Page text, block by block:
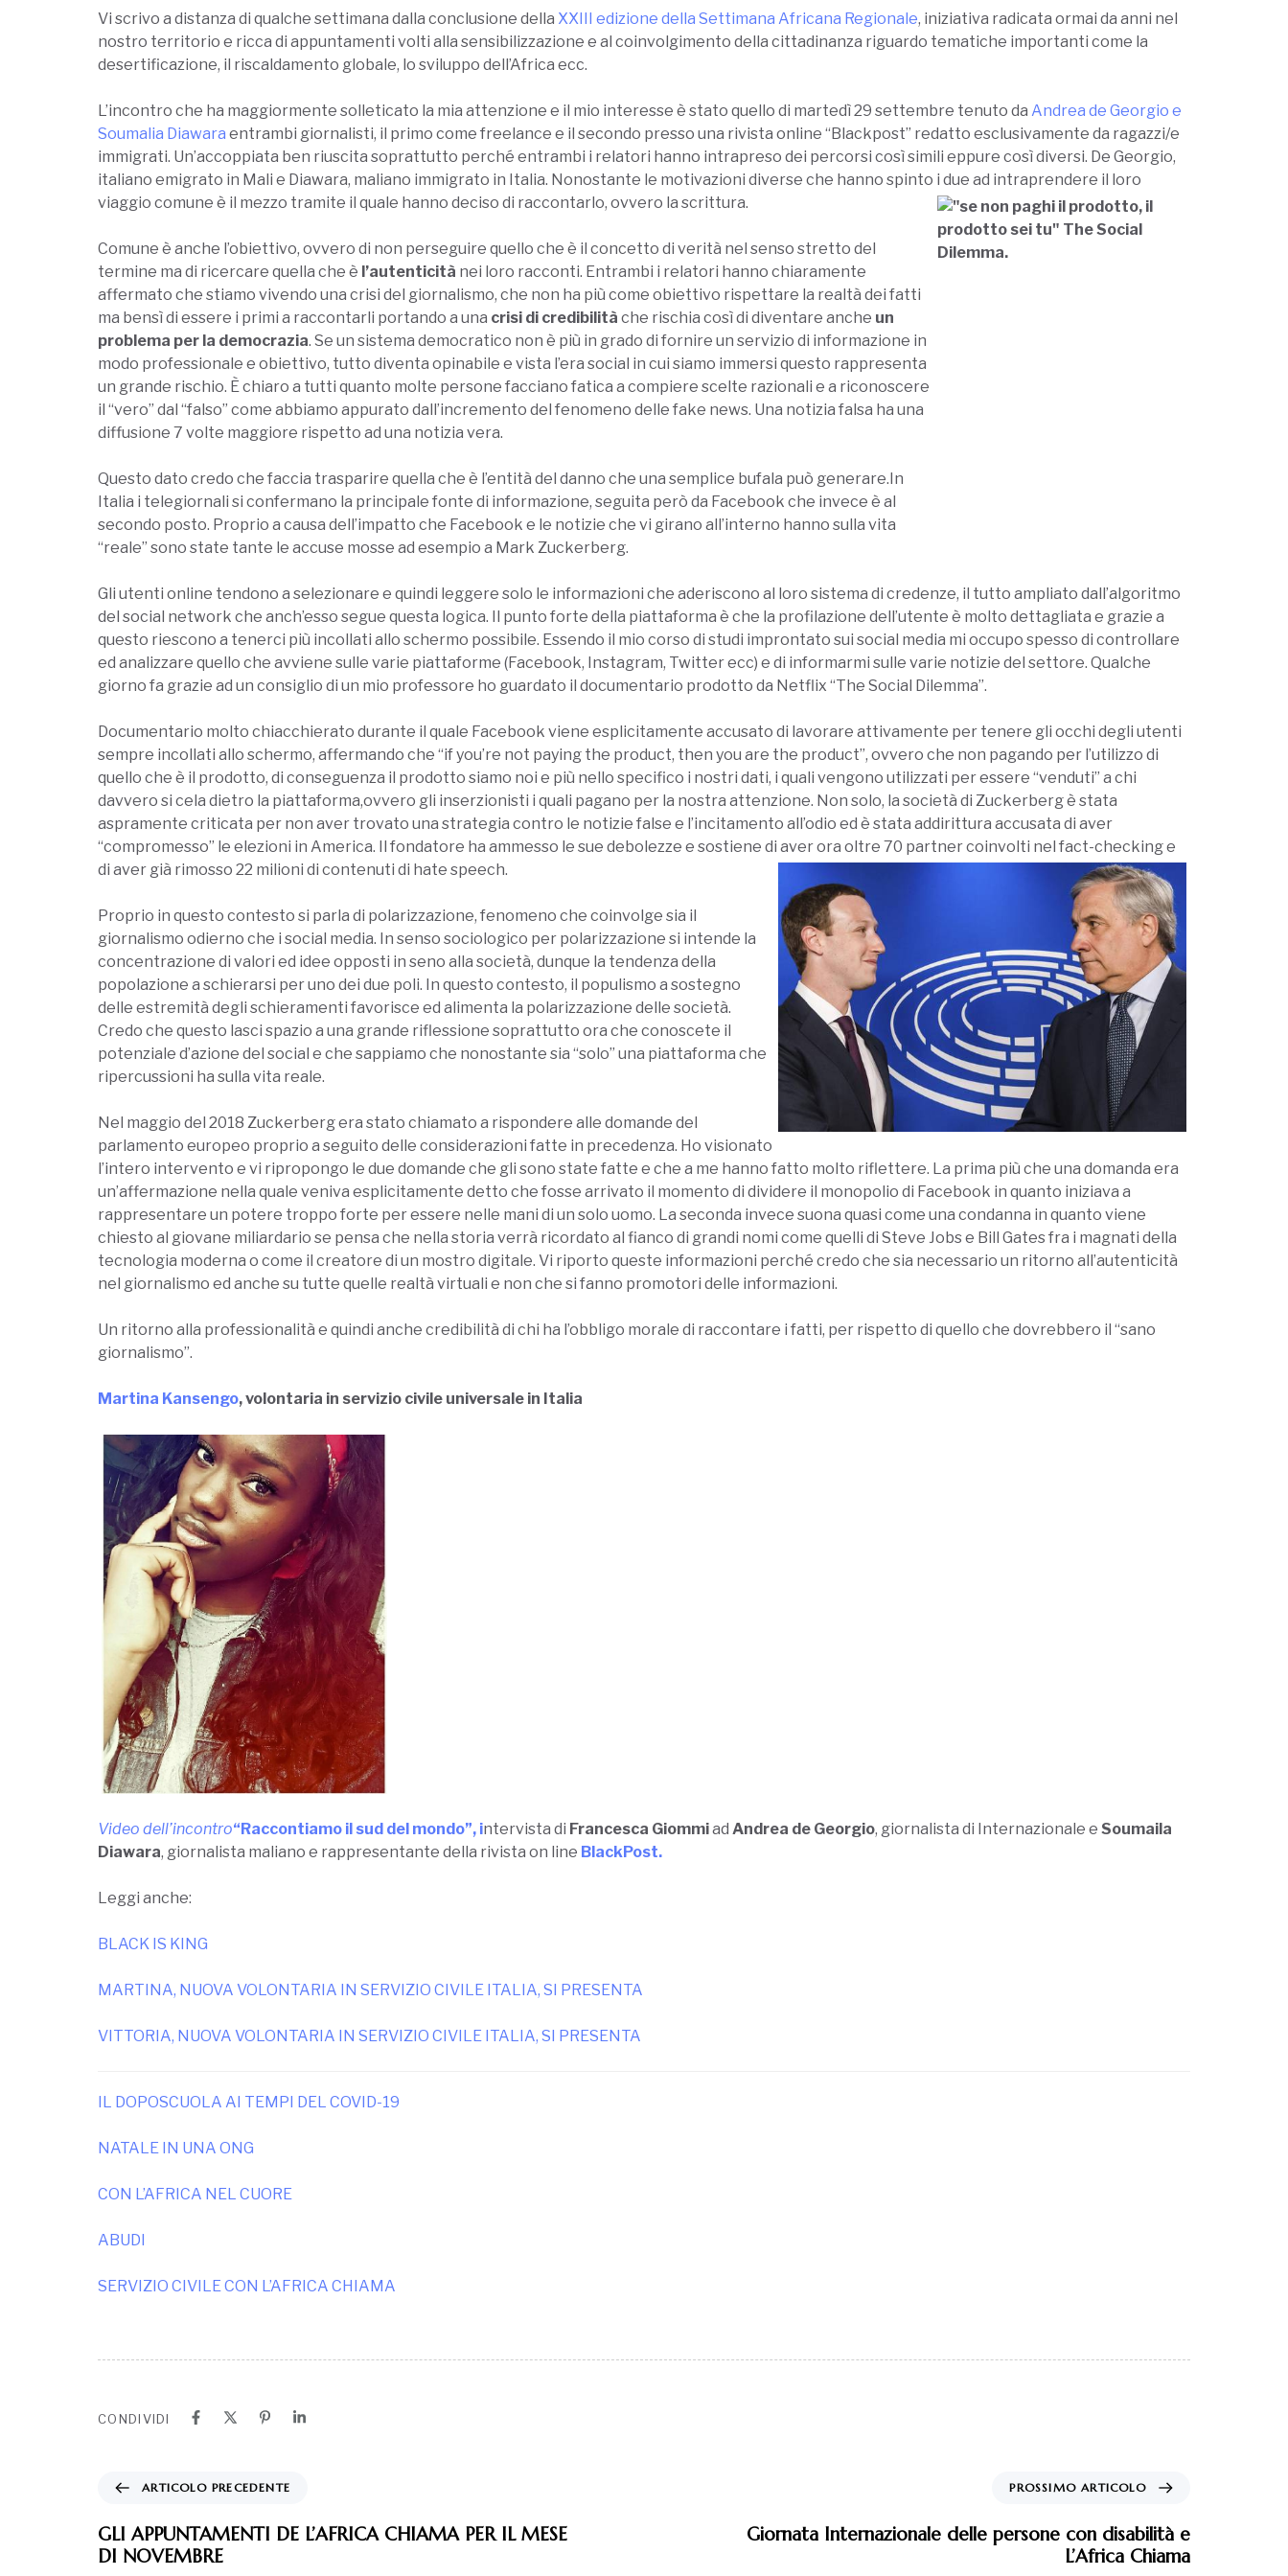
Vi scrivo a distanza di qualche settimana dalla conclusione della XXIII edizione della Settimana Africana Regionale, iniziativa radicata ormai da anni nel
nostro territorio e ricca di appuntamenti volti alla sensibilizzazione e al coinvolgimento della cittadinanza riguardo tematiche importanti come la
desertificazione, il riscaldamento globale, lo sviluppo dell’Africa ecc.
L’incontro che ha maggiormente solleticato la mia attenzione e il mio interesse è stato quello di martedì 29 settembre tenuto da Andrea de Georgio e
Soumalia Diawara entrambi giornalisti, il primo come freelance e il secondo presso una rivista online “Blackpost” redatto esclusivamente da ragazzi/e
immigrati. Un’accoppiata ben riuscita soprattutto perché entrambi i relatori hanno intrapreso dei percorsi così simili eppure così diversi. De Georgio,
italiano emigrato in Mali e Diawara, maliano immigrato in Italia. Nonostante le motivazioni diverse che hanno spinto i due ad intraprendere il loro
viaggio comune è il mezzo tramite il quale hanno deciso di raccontarlo, ovvero la scrittura.
Comune è anche l’obiettivo, ovvero di non perseguire quello che è il concetto di verità nel senso stretto del
termine ma di ricercare quella che è l’autenticità nei loro racconti. Entrambi i relatori hanno chiaramente
affermato che stiamo vivendo una crisi del giornalismo, che non ha più come obiettivo rispettare la realtà dei fatti
ma bensì di essere i primi a raccontarli portando a una crisi di credibilità che rischia così di diventare anche un
problema per la democrazia. Se un sistema democratico non è più in grado di fornire un servizio di informazione in
modo professionale e obiettivo, tutto diventa opinabile e vista l’era social in cui siamo immersi questo rappresenta
un grande rischio. È chiaro a tutti quanto molte persone facciano fatica a compiere scelte razionali e a riconoscere
il “vero” dal “falso” come abbiamo appurato dall’incremento del fenomeno delle fake news. Una notizia falsa ha una
diffusione 7 volte maggiore rispetto ad una notizia vera.
Questo dato credo che faccia trasparire quella che è l’entità del danno che una semplice bufala può generare.In
Italia i telegiornali si confermano la principale fonte di informazione, seguita però da Facebook che invece è al
secondo posto. Proprio a causa dell’impatto che Facebook e le notizie che vi girano all’interno hanno sulla vita
“reale” sono state tante le accuse mosse ad esempio a Mark Zuckerberg.
Gli utenti online tendono a selezionare e quindi leggere solo le informazioni che aderiscono al loro sistema di credenze, il tutto ampliato dall’algoritmo
del social network che anch’esso segue questa logica. Il punto forte della piattaforma è che la profilazione dell’utente è molto dettagliata e grazie a
questo riescono a tenerci più incollati allo schermo possibile. Essendo il mio corso di studi improntato sui social media mi occupo spesso di controllare
ed analizzare quello che avviene sulle varie piattaforme (Facebook, Instagram, Twitter ecc) e di informarmi sulle varie notizie del settore. Qualche
giorno fa grazie ad un consiglio di un mio professore ho guardato il documentario prodotto da Netflix “The Social Dilemma”.
Documentario molto chiacchierato durante il quale Facebook viene esplicitamente accusato di lavorare attivamente per tenere gli occhi degli utenti
sempre incollati allo schermo, affermando che “if you’re not paying the product, then you are the product”, ovvero che non pagando per l’utilizzo di
quello che è il prodotto, di conseguenza il prodotto siamo noi e più nello specifico i nostri dati, i quali vengono utilizzati per essere “venduti” a chi
davvero si cela dietro la piattaforma,ovvero gli inserzionisti i quali pagano per la nostra attenzione. Non solo, la società di Zuckerberg è stata
aspramente criticata per non aver trovato una strategia contro le notizie false e l’incitamento all’odio ed è stata addirittura accusata di aver
“compromesso” le elezioni in America. Il fondatore ha ammesso le sue debolezze e sostiene di aver ora oltre 70 partner coinvolti nel fact-checking e
di aver già rimosso 22 milioni di contenuti di hate speech.
Proprio in questo contesto si parla di polarizzazione, fenomeno che coinvolge sia il
giornalismo odierno che i social media. In senso sociologico per polarizzazione si intende la
concentrazione di valori ed idee opposti in seno alla società, dunque la tendenza della
popolazione a schierarsi per uno dei due poli. In questo contesto, il populismo a sostegno
delle estremità degli schieramenti favorisce ed alimenta la polarizzazione delle società.
Credo che questo lasci spazio a una grande riflessione soprattutto ora che conoscete il
potenziale d’azione del social e che sappiamo che nonostante sia “solo” una piattaforma che
ripercussioni ha sulla vita reale.
Nel maggio del 2018 Zuckerberg era stato chiamato a rispondere alle domande del
parlamento europeo proprio a seguito delle considerazioni fatte in precedenza. Ho visionato
l’intero intervento e vi ripropongo le due domande che gli sono state fatte e che a me hanno fatto molto riflettere. La prima più che una domanda era
un’affermazione nella quale veniva esplicitamente detto che fosse arrivato il momento di dividere il monopolio di Facebook in quanto iniziava a
rappresentare un potere troppo forte per essere nelle mani di un solo uomo. La seconda invece suona quasi come una condanna in quanto viene
chiesto al giovane miliardario se pensa che nella storia verrà ricordato al fianco di grandi nomi come quelli di Steve Jobs e Bill Gates fra i magnati della
tecnologia moderna o come il creatore di un mostro digitale. Vi riporto queste informazioni perché credo che sia necessario un ritorno all’autenticità
nel giornalismo ed anche su tutte quelle realtà virtuali e non che si fanno promotori delle informazioni.
Un ritorno alla professionalità e quindi anche credibilità di chi ha l’obbligo morale di raccontare i fatti, per rispetto di quello che dovrebbero il “sano
giornalismo”.
Martina Kansengo, volontaria in servizio civile universale in Italia
Video dell’incontro“Raccontiamo il sud del mondo”, intervista di Francesca Giommiad Andrea de Georgio, giornalista di Internazionale e Soumaila
Diawara, giornalista maliano e rappresentante della rivista on line BlackPost.
Leggi anche:
BLACK IS KING
MARTINA, NUOVA VOLONTARIA IN SERVIZIO CIVILE ITALIA, SI PRESENTA
VITTORIA, NUOVA VOLONTARIA IN SERVIZIO CIVILE ITALIA, SI PRESENTA
IL DOPOSCUOLA AI TEMPI DEL COVID-19
NATALE IN UNA ONG
CON L’AFRICA NEL CUORE
ABUDI
SERVIZIO CIVILE CON L’AFRICA CHIAMA
CONDIVIDI
ARTICOLO PRECEDENTE
GLI APPUNTAMENTI DE L’AFRICA CHIAMA PER IL MESE
DI NOVEMBRE
PROSSIMO ARTICOLO
Giornata Internazionale delle persone con disabilità e
L’Africa Chiama